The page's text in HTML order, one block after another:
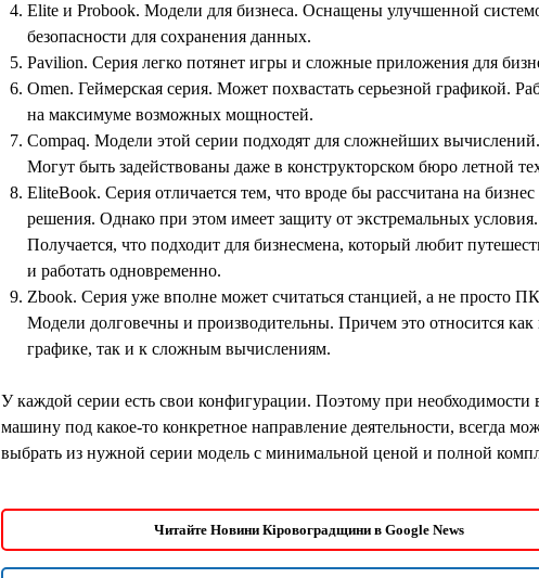
Elite и Probook. Модели для бизнеса. Оснащены улучшенной
безопасности для сохранения данных.
Pavilion. Серия легко потянет игры и сложные приложения для
Omen. Геймерская серия. Может похвастать серьезной графикой.
на максимуме возможных мощностей.
Compaq. Модели этой серии подходят для сложнейших вычислений.
Могут быть задействованы даже в конструкторском бюро летной
EliteBook. Серия отличается тем, что вроде бы рассчитана на бизнес
решения. Однако при этом имеет защиту от экстремальных условия.
Получается, что подходит для бизнесмена, который любит
и работать одновременно.
Zbook. Серия уже вполне может считаться станцией, а не просто
Модели долговечны и производительны. Причем это относится как
графике, так и к сложным вычислениям.
У каждой серии есть свои конфигурации. Поэтому при необходимости
машину под какое-то конкретное направление деятельности, всегда
выбрать из нужной серии модель с минимальной ценой и полной
Читайте Новини Кіровоградщини в Google News